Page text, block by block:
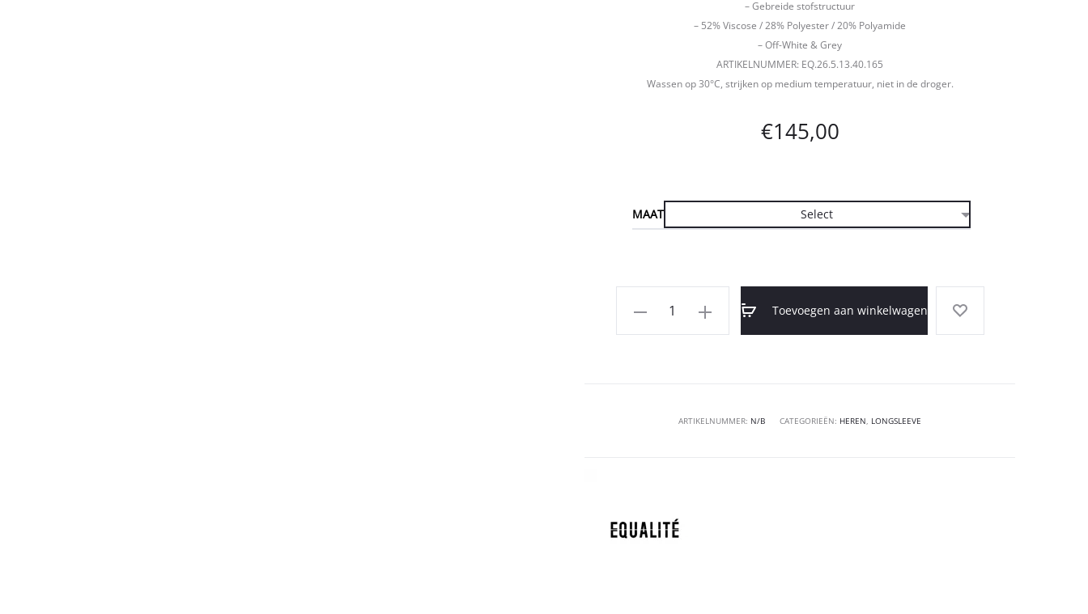
– Gebreide stofstructuur
– 52% Viscose / 28% Polyester / 20% Polyamide
– Off-White & Grey
ARTIKELNUMMER: EQ.26.5.13.40.165
Wassen op 30°C, strijken op medium temperatuur, niet in de droger.
€145,00
MAAT
Toevoegen aan winkelwagen
ARTIKELNUMMER: N/B CATEGORIEËN: HEREN, LONGSLEEVE